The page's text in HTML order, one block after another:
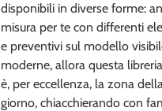
disponibili in diverse forme:
misura per te con differenti
e preventivi sul modello
moderne, allora questa
è, per eccellenza, la zona
giorno, chiacchierando con